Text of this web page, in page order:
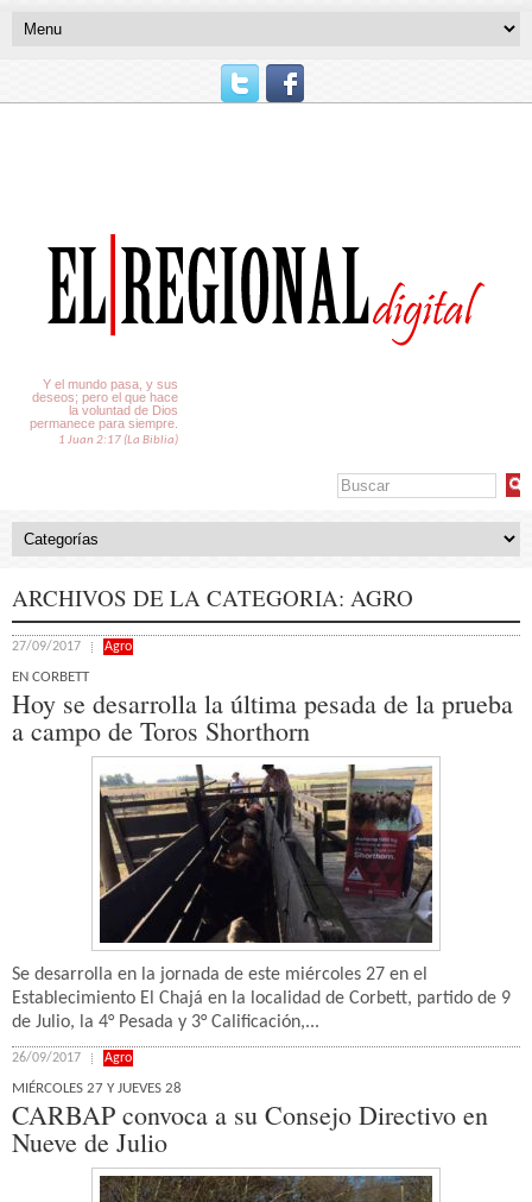
Y el mundo pasa, y sus
deseos; pero el que hace
la voluntad de Dios
permanece para siempre.
1 Juan 2:17 (La Biblia)
ARCHIVOS DE LA CATEGORIA: AGRO
27/09/2017 Agro
EN CORBETT
Hoy se desarrolla la última pesada de la prueba
a campo de Toros Shorthorn
Se desarrolla en la jornada de este miércoles 27 en el
Establecimiento El Chajá en la localidad de Corbett, partido de 9
de Julio, la 4° Pesada y 3° Calificación,...
26/09/2017 Agro
MIÉRCOLES 27 Y JUEVES 28
CARBAP convoca a su Consejo Directivo en
Nueve de Julio